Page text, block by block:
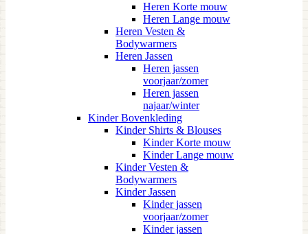
Heren Korte mouw
Heren Lange mouw
Heren Vesten &
Bodywarmers
Heren Jassen
Heren jassen
voorjaar/zomer
Heren jassen
najaar/winter
Kinder Bovenkleding
Kinder Shirts & Blouses
Kinder Korte mouw
Kinder Lange mouw
Kinder Vesten &
Bodywarmers
Kinder Jassen
Kinder jassen
voorjaar/zomer
Kinder jassen